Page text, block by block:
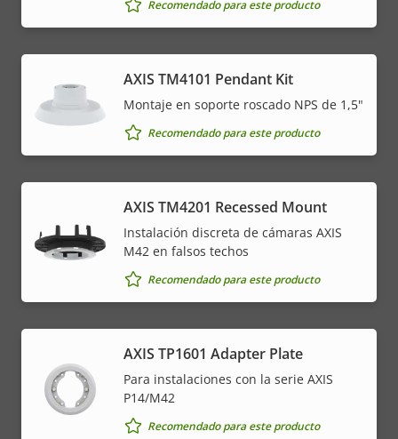
Recomendado para este producto
AXIS TM4101 Pendant Kit
Montaje en soporte roscado NPS de 1,5"
Recomendado para este producto
AXIS TM4201 Recessed Mount
Instalación discreta de cámaras AXIS
M42 en falsos techos
Recomendado para este producto
AXIS TP1601 Adapter Plate
Para instalaciones con la serie AXIS
P14/M42
Recomendado para este producto